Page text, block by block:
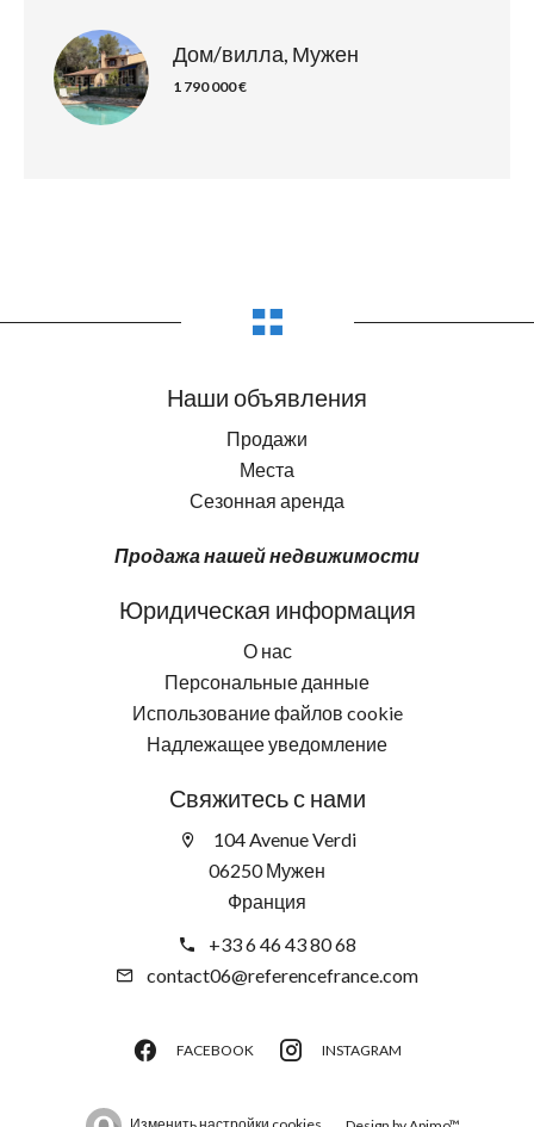
Дом/вилла, Мужен
1 790 000 €
Наши объявления
Продажи
Места
Сезонная аренда
Продажа нашей недвижимости
Юридическая информация
О нас
Персональные данные
Использование файлов cookie
Надлежащее уведомление
Свяжитесь с нами
104 Avenue Verdi
06250 Мужен
Франция
+33 6 46 43 80 68
contact06@referencefrance.com
FACEBOOK INSTAGRAM